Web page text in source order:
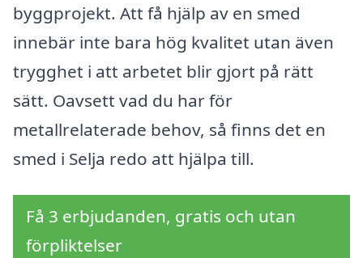
byggprojekt. Att få hjälp av en smed
innebär inte bara hög kvalitet utan även
trygghet i att arbetet blir gjort på rätt
sätt. Oavsett vad du har för
metallrelaterade behov, så finns det en
smed i Selja redo att hjälpa till.
Få 3 erbjudanden, gratis och utan
förpliktelser